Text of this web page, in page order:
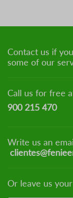
Contact us if
some of our
Call us for free
900 215 470
Write us an
Or leave us